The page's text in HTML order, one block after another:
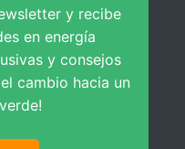
Seguidor
y recibe
en energía
y consejos
cambio hacia un